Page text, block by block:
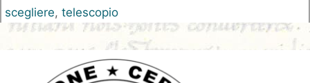
scegliere, telescopio